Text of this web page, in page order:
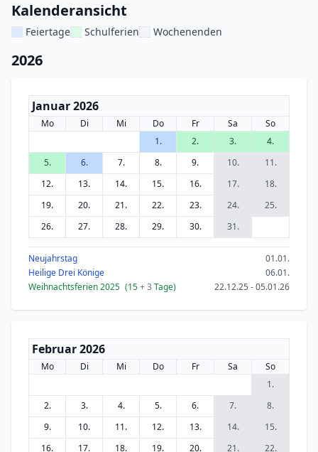
Kalenderansicht
Feiertage Schulferien Wochenenden
2026
Januar 2026
Mo Di Mi Do Fr Sa
So
1.
2. 3.
4.
5.
6. 7. 8. 9. 10.
11.
12.
13. 14. 15. 16. 17.
18.
19.
20. 21. 22. 23. 24.
25.
26.
27. 28. 29. 30. 31.
Neujahrstag
01.01.
Heilige Drei Könige
06.01.
Weihnachtsferien 2025 (15+ 3 Tage) 22.12.25 - 05.01.26
Februar 2026
Mo Di Mi Do Fr Sa
So
1.
2.
3. 4. 5. 6. 7.
8.
9.
10. 11. 12. 13. 14.
15.
16.
17. 18. 19. 20. 21.
22.